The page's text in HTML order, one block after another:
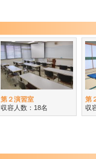
第２演習室
収容人数：18名
第
収